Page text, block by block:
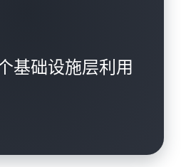
基础设施层利用